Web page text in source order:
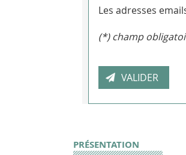
Les adresses
(*) champ
PRÉSENTATION